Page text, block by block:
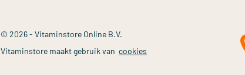
© 2026 - Vitaminstore Online B.V.
Vitaminstore maakt gebruik van cookies